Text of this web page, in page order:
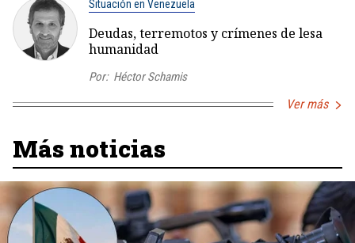
Situación en Venezuela
Deudas, terremotos y crímenes de lesa
humanidad
Por: Héctor Schamis
Ver más
Más noticias